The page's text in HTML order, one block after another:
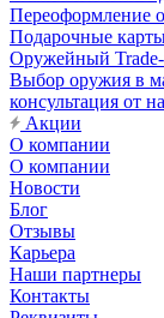
Переоформление
Подарочные
Оружейный
Выбор оружия в
консультация от
Акции
О компании
О компании
Новости
Блог
Отзывы
Карьера
Наши партнеры
Контакты